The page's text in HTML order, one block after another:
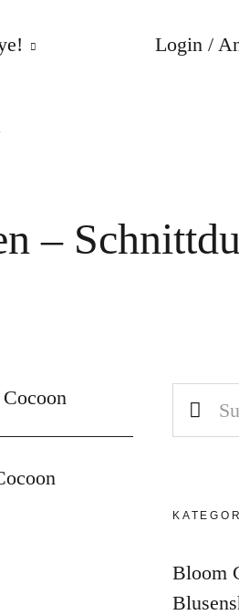
Login /
–
Bloom